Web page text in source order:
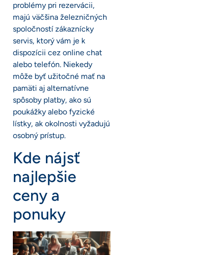
problémy pri rezervácii,
majú väčšina železničných
spoločností zákaznícky
servis, ktorý vám je k
dispozícii cez online chat
alebo telefón. Niekedy
môže byť užitočné mať na
pamäti aj alternatívne
spôsoby platby, ako sú
poukážky alebo fyzické
lístky, ak okolnosti vyžadujú
osobný prístup.
Kde nájsť
najlepšie
ceny a
ponuky